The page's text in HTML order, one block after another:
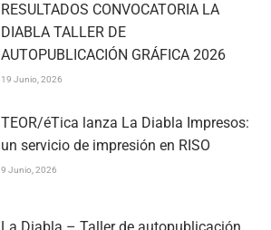
RESULTADOS CONVOCATORIA LA
DIABLA TALLER DE
AUTOPUBLICACIÓN GRÁFICA 2026
19 Junio, 2026
TEOR/éTica lanza La Diabla Impresos:
un servicio de impresión en RISO
9 Junio, 2026